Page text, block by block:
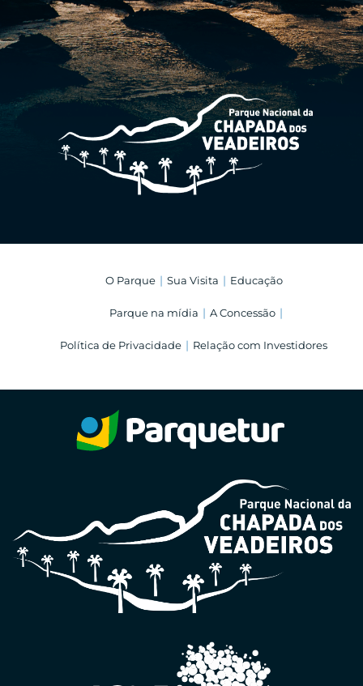
O Parque Sua Visita Educação
Parque na mídia A Concessão
Política de Privacidade Relação com Investidores